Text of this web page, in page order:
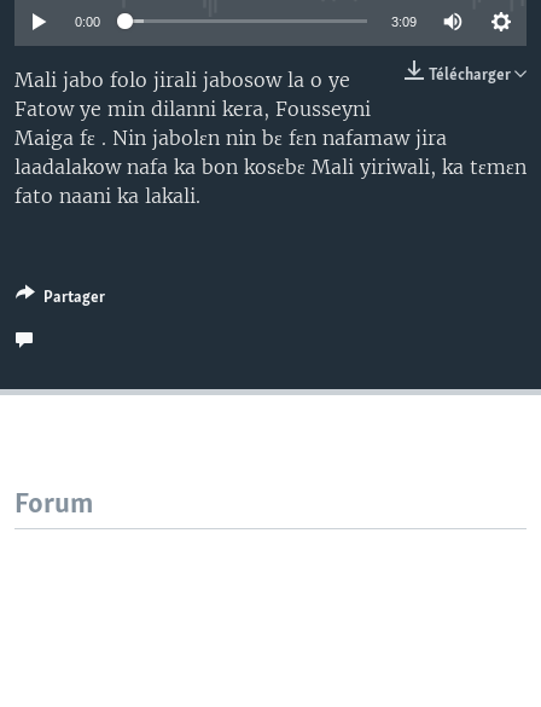
0:00 3:09
Télécharger
Mali jabo folo jirali jabosow la o ye
Fatow ye min dilanni kera, Fousseyni
Maiga fɛ . Nin jabolɛn nin bɛ fɛn nafamaw jira
laadalakow nafa ka bon kosɛbɛ Mali yiriwali, ka tɛmɛn
fato naani ka lakali.
Partager
Forum